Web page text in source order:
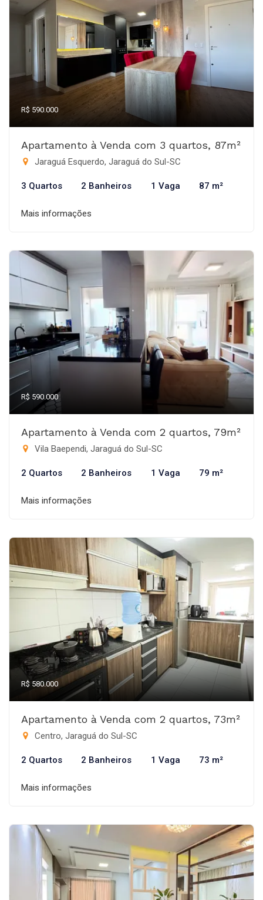
R$ 590.000
Apartamento à Venda com 3 quartos, 87m²
Jaraguá Esquerdo, Jaraguá do Sul-SC
3 Quartos 2 Banheiros 1 Vaga 87 m²
Mais informações
R$ 590.000
Apartamento à Venda com 2 quartos, 79m²
Vila Baependi, Jaraguá do Sul-SC
2 Quartos 2 Banheiros 1 Vaga 79 m²
Mais informações
R$ 580.000
Apartamento à Venda com 2 quartos, 73m²
Centro, Jaraguá do Sul-SC
2 Quartos 2 Banheiros 1 Vaga 73 m²
Mais informações